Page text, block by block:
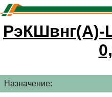
РэКШвнг(А)-
Назначение: